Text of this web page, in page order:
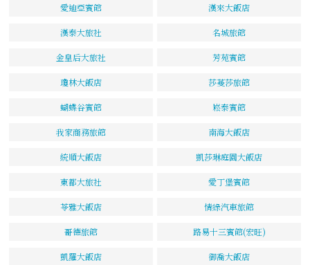
愛迪亞賓館 漢來大飯店
漢泰大旅社 名城旅館
金皇后大旅社 芳苑賓館
瓊林大飯店 莎蔓莎旅館
蝴蝶谷賓館 崧泰賓館
我家商務旅館 南海大飯店
統順大飯店 凱莎琳庭園大飯店
東都大旅社 愛丁堡賓館
苓雅大飯店 情綠汽車旅館
哥德旅館 路易十三賓館(宏旺)
凱羅大飯店 御喬大飯店